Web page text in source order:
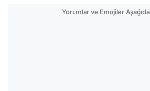
Yorumlar ve Emojiler Aşağıda